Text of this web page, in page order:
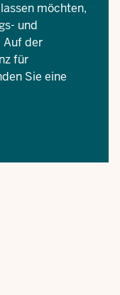
möchten,
und
Auf der
für
Sie eine